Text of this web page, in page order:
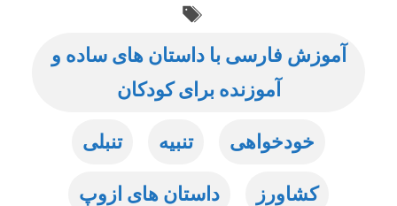
آموزش فارسی با داستان های ساده و
آموزنده برای کودکان
تنبلی تنبیه خودخواهی
داستان های ازوپ کشاورز